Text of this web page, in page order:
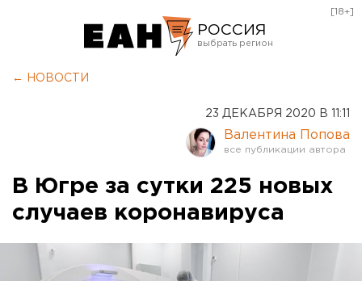
РОССИЯ
Курган
Оренбург
[18+]
← НОВОСТИ
23 ДЕКАБРЯ 2020 В 11:11
Валентина Попова
В Югре за сутки 225 новых
случаев коронавируса